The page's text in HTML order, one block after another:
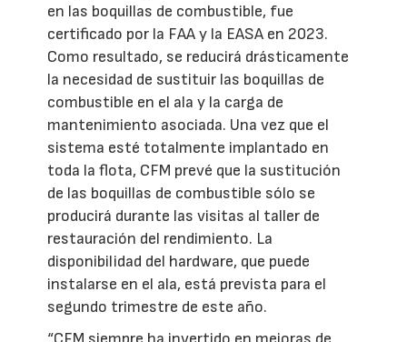
en las boquillas de combustible, fue
certificado por la FAA y la EASA en 2023.
Como resultado, se reducirá drásticamente
la necesidad de sustituir las boquillas de
combustible en el ala y la carga de
mantenimiento asociada. Una vez que el
sistema esté totalmente implantado en
toda la flota, CFM prevé que la sustitución
de las boquillas de combustible sólo se
producirá durante las visitas al taller de
restauración del rendimiento. La
disponibilidad del hardware, que puede
instalarse en el ala, está prevista para el
segundo trimestre de este año.